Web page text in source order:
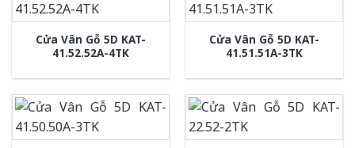
Cửa Vân Gỗ 5D KAT-
41.52.52A-4TK
Cửa Vân Gỗ 5D KAT-
41.51.51A-3TK